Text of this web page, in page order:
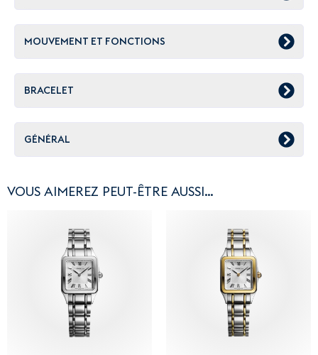
MOUVEMENT ET FONCTIONS
BRACELET
GÉNÉRAL
VOUS AIMEREZ PEUT-ÊTRE AUSSI…